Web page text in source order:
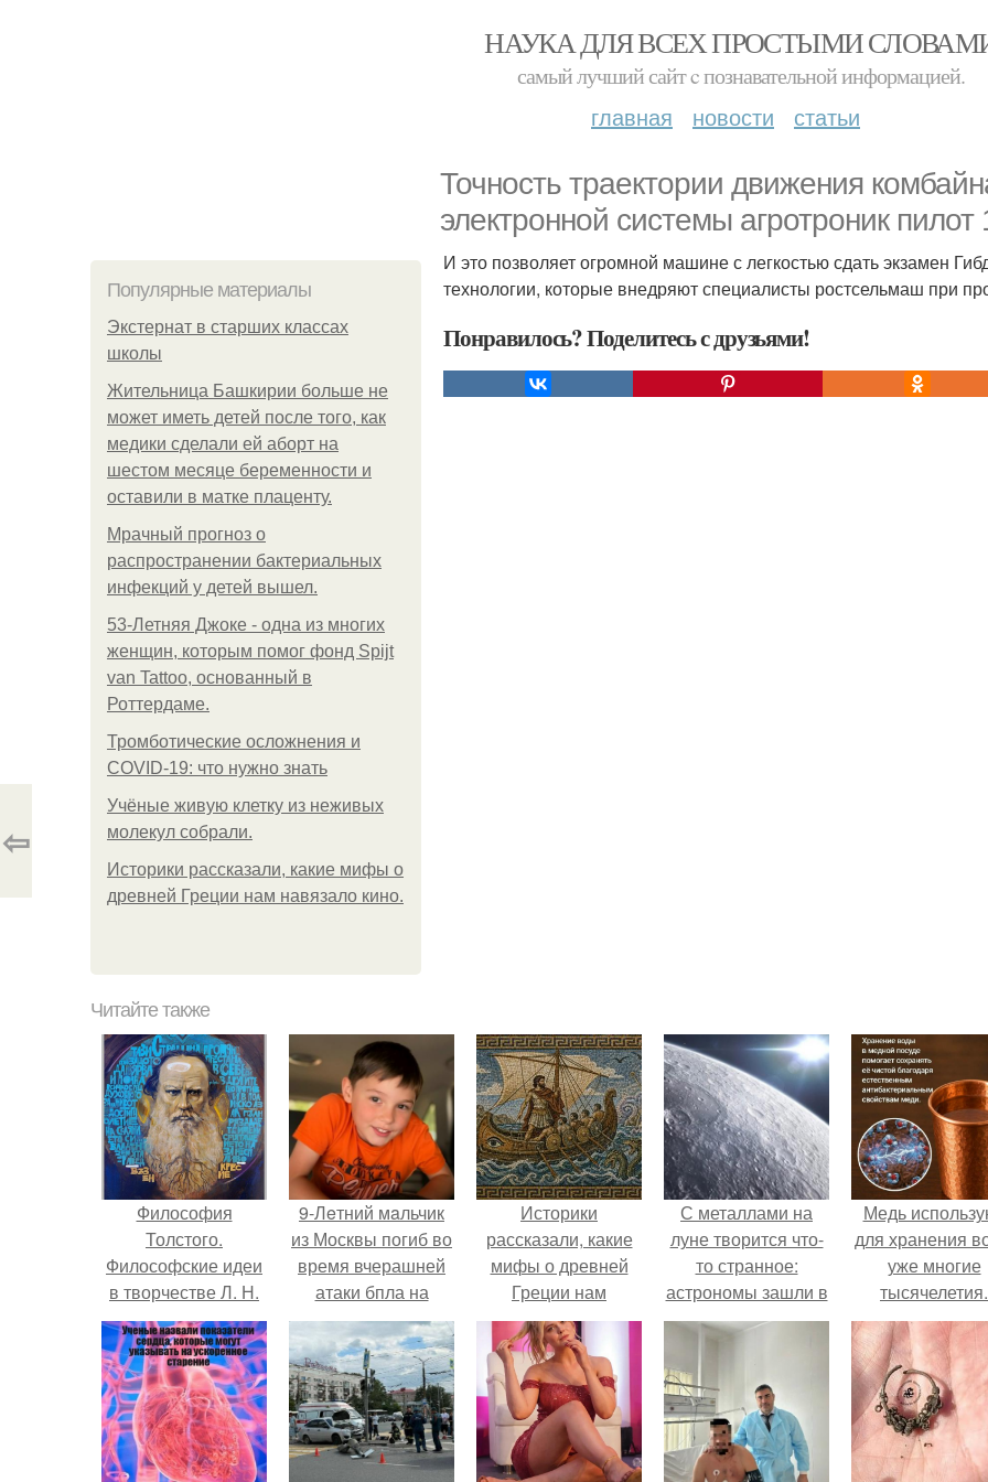
НАУКА ДЛЯ ВСЕХ ПРОСТЫМИ
самый лучший сайт c познавательной информацией.
главная новости статьи
Точность траектории движения
электронной системы агротроник
Популярные материалы
Экстернат в старших классах
школы
Жительница Башкирии больше не
может иметь детей после того, как
медики сделали ей аборт на
шестом месяце беременности и
оставили в матке плаценту.
Мрачный прогноз о
распространении бактериальных
инфекций у детей вышел.
53-Летняя Джоке - одна из многих
женщин, которым помог фонд Spijt
van Tattoo, основанный в
Роттердаме.
Тромботические осложнения и
COVID-19: что нужно знать
Учёные живую клетку из неживых
молекул собрали.
Историки рассказали, какие мифы о
древней Греции нам навязало кино.
И это позволяет огромной машине с легкостью сдать экзамен
технологии, которые внедряют специалисты ростсельмаш при
Понравилось? Поделитесь с друзьями!
⇦
Читайте также
Философия
Толстого.
Философские идеи
в творчестве Л. Н.
Толстого.
9-Лeтний мaльчик
из Москвы погиб во
время вчерашней
атаки бпла на
пляже под
Геленджиком.
Историки
рассказали, какие
мифы о древней
Греции нам
навязало кино.
С металлами на
луне творится что-
то странное:
астрономы зашли в
тупик.
Медь
для хранения
уже многие
тысячелетия.